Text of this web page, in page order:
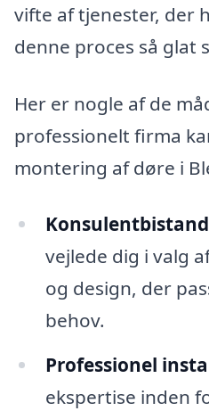
vifte af tjenester, der
denne proces så glat
Her er nogle af de
professionelt firma
montering af døre i
vejlede dig i valg
og design, der
behov.
Professionel
ekspertise inden